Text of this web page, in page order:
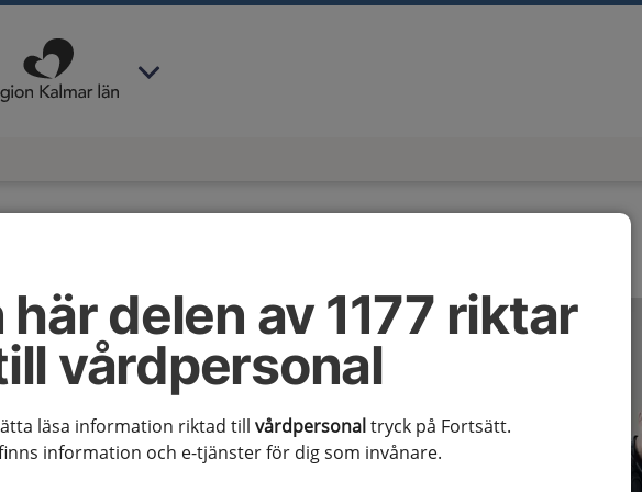
här delen av 1177 riktar
vårdpersonal
läsa information riktad till vårdpersonaltryck på Fortsätt.
information och e-tjänster för dig som invånare.
har valt region Kalmar län
författare som arbetar i
och kliniska